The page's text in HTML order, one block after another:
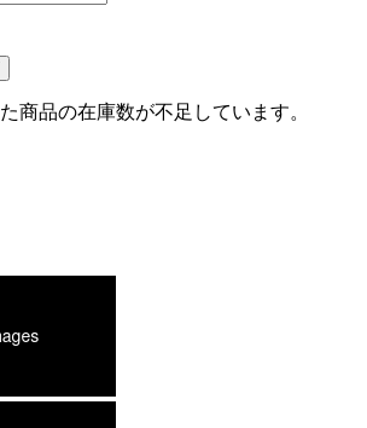
商品の在庫数が不足しています。